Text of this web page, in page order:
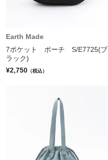
Earth Made
7ポケット ポーチ S/E7725(ブ
ラック)
¥2,750 （税込）